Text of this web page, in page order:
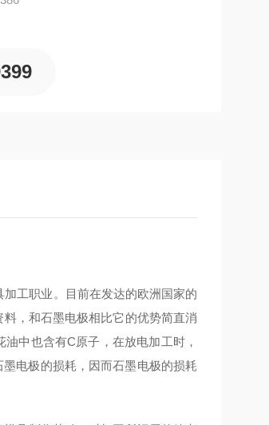
工职业。目前在发达的欧洲国家的
，和石墨电极相比它的优势简直消
中也含有C原子，在放电加工时，
电极的损耗，因而石墨电极的损耗